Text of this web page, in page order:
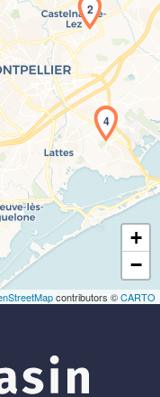
en cours...
2
4
+
−
contributors ©CARTO